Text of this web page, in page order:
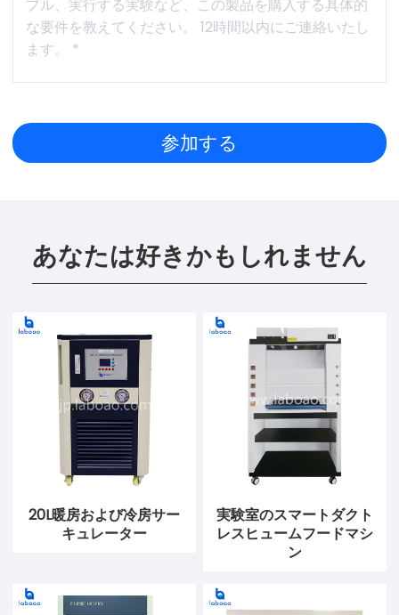
あなたは好きかもしれません
20L暖房および冷房サー
キュレーター
実験室のスマートダクト
レスヒュームフードマシ
ン